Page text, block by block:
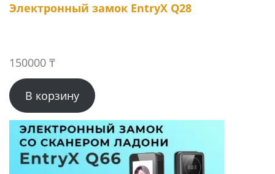
Электронный замок EntryX Q28
150000 ₸
В корзину